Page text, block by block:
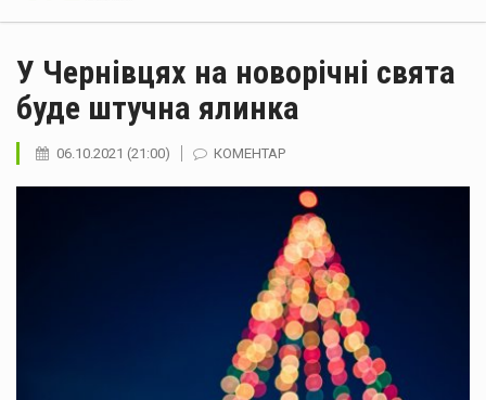
У Чернівцях на новорічні свята
буде штучна ялинка
06.10.2021 (21:00) КОМЕНТАР